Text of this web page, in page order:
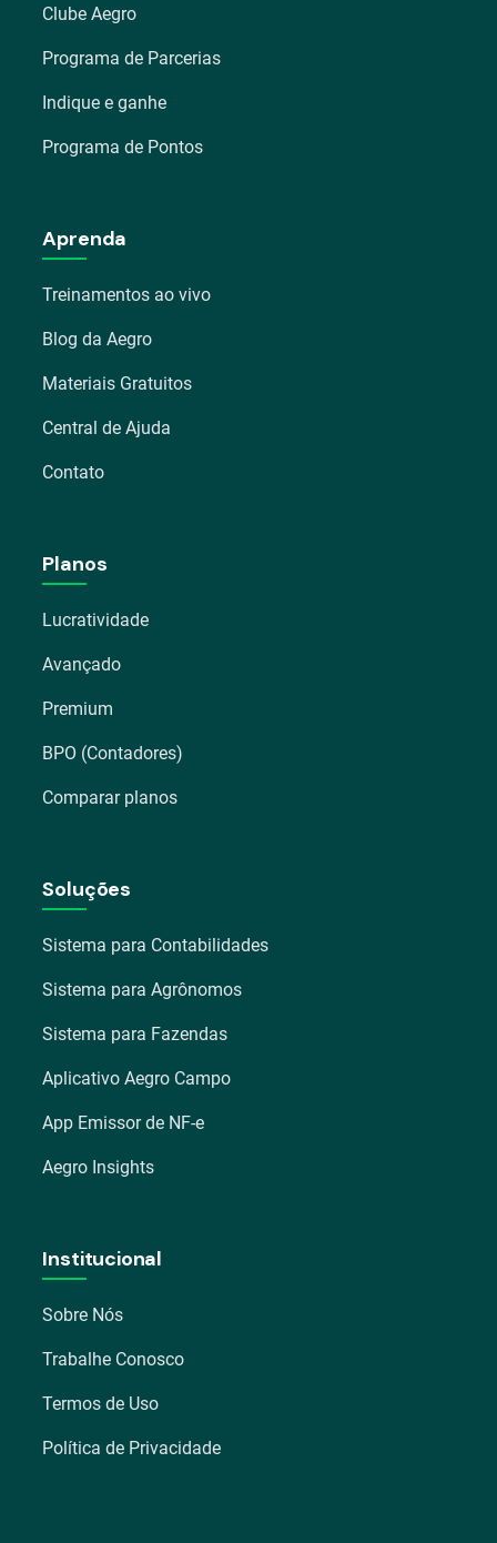
Clube Aegro
Programa de Parcerias
Indique e ganhe
Programa de Pontos
Aprenda
Treinamentos ao vivo
Blog da Aegro
Materiais Gratuitos
Central de Ajuda
Contato
Planos
Lucratividade
Avançado
Premium
BPO (Contadores)
Comparar planos
Soluções
Sistema para Contabilidades
Sistema para Agrônomos
Sistema para Fazendas
Aplicativo Aegro Campo
App Emissor de NF-e
Aegro Insights
Institucional
Sobre Nós
Trabalhe Conosco
Termos de Uso
Política de Privacidade